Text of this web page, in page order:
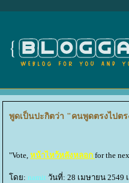
พูดเป็นปะกิตว่า "คนพูดตรงไปต
"Vote, หน้าไหว้หลังหลอก for the
ดย: namit วันที่: 28 เมษายน 2549